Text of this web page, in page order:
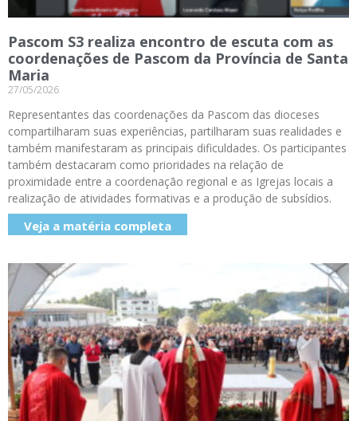
Pascom S3 realiza encontro de escuta com as
coordenações de Pascom da Província de Santa
Maria
27/05/2026
Representantes das coordenações da Pascom das dioceses
compartilharam suas experiências, partilharam suas realidades e
também manifestaram as principais dificuldades. Os participantes
também destacaram como prioridades na relação de
proximidade entre a coordenação regional e as Igrejas locais a
realização de atividades formativas e a produção de subsídios.
Veja a matéria completa